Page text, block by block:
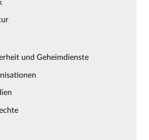
und Geheimdienste